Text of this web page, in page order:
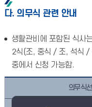
다. 의무식 관련 안내
생활관비에 포함된 식사
2식(조, 중식 / 조, 석식 /
중에서 신청 가능함.
의무식